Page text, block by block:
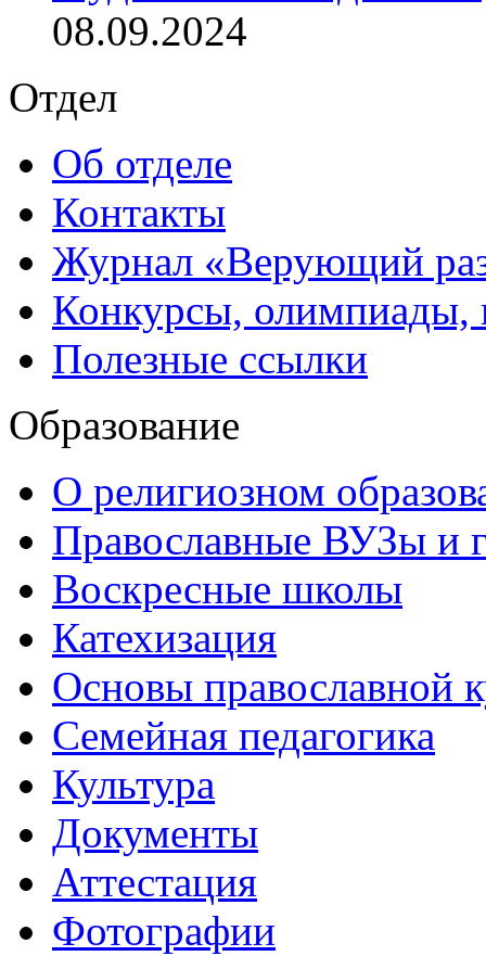
08.09.2024
Отдел
Об отделе
Контакты
Журнал «Верующий
Конкурсы, олимпиады,
Полезные ссылки
Образование
О религиозном
Православные ВУЗы и
Воскресные школы
Катехизация
Основы православной
Семейная педагогика
Культура
Документы
Аттестация
Фотографии